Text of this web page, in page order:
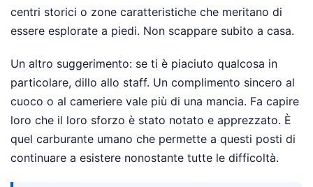
centri storici o zone caratteristiche che meritano di
essere esplorate a piedi. Non scappare subito a casa.
Un altro suggerimento: se ti è piaciuto qualcosa in
particolare, dillo allo staff. Un complimento sincero al
cuoco o al cameriere vale più di una mancia. Fa capire
loro che il loro sforzo è stato notato e apprezzato. È
quel carburante umano che permette a questi posti di
continuare a esistere nonostante tutte le difficoltà.